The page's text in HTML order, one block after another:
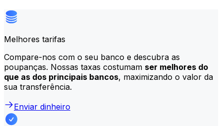
Melhores tarifas
Compare-nos com o seu banco e descubra as
poupanças. Nossas taxas costumam ser melhores do
que as dos principais bancos, maximizando o valor da
sua transferência.
Enviar dinheiro